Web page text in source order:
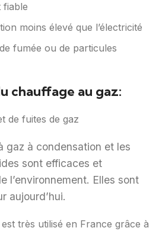
fiable
moins élevé que l’électricité
fumée ou de particules
chauffage au gaz:
de fuites de gaz
gaz à condensation et les
sont efficaces et
l’environnement. Elles sont
aujourd’hui.
est très utilisé en France grâce à